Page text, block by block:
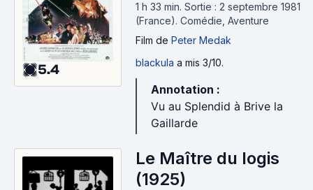
5.4
1 h 33 min. Sortie : 2 septembre 1981
(France). Comédie, Aventure
Film de Peter Medak
blackula a mis 3/10.
Annotation :
Vu au Splendid à Brive la
Gaillarde
Le Maître du logis
(1925)